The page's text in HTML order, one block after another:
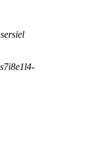
s7i8e1l4-